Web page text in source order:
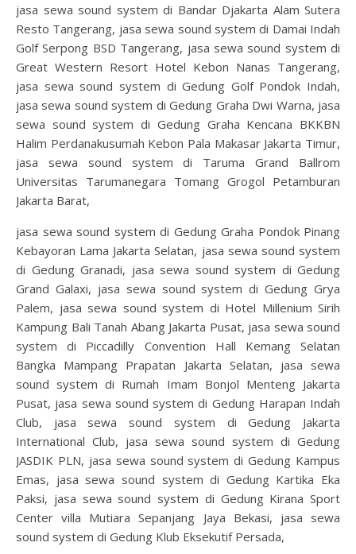
jasa sewa sound system di Bandar Djakarta Alam Sutera
Resto Tangerang, jasa sewa sound system di Damai Indah
Golf Serpong BSD Tangerang, jasa sewa sound system di
Great Western Resort Hotel Kebon Nanas Tangerang,
jasa sewa sound system di Gedung Golf Pondok Indah,
jasa sewa sound system di Gedung Graha Dwi Warna, jasa
sewa sound system di Gedung Graha Kencana BKKBN
Halim Perdanakusumah Kebon Pala Makasar Jakarta Timur,
jasa sewa sound system di Taruma Grand Ballrom
Universitas Tarumanegara Tomang Grogol Petamburan
Jakarta Barat,
jasa sewa sound system di Gedung Graha Pondok Pinang
Kebayoran Lama Jakarta Selatan, jasa sewa sound system
di Gedung Granadi, jasa sewa sound system di Gedung
Grand Galaxi, jasa sewa sound system di Gedung Grya
Palem, jasa sewa sound system di Hotel Millenium Sirih
Kampung Bali Tanah Abang Jakarta Pusat, jasa sewa sound
system di Piccadilly Convention Hall Kemang Selatan
Bangka Mampang Prapatan Jakarta Selatan, jasa sewa
sound system di Rumah Imam Bonjol Menteng Jakarta
Pusat, jasa sewa sound system di Gedung Harapan Indah
Club, jasa sewa sound system di Gedung Jakarta
International Club, jasa sewa sound system di Gedung
JASDIK PLN, jasa sewa sound system di Gedung Kampus
Emas, jasa sewa sound system di Gedung Kartika Eka
Paksi, jasa sewa sound system di Gedung Kirana Sport
Center villa Mutiara Sepanjang Jaya Bekasi, jasa sewa
sound system di Gedung Klub Eksekutif Persada,